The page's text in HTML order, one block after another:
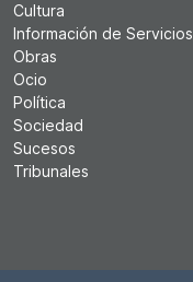
Cultura
Información de Servicios
Obras
Ocio
Política
Sociedad
Sucesos
Tribunales